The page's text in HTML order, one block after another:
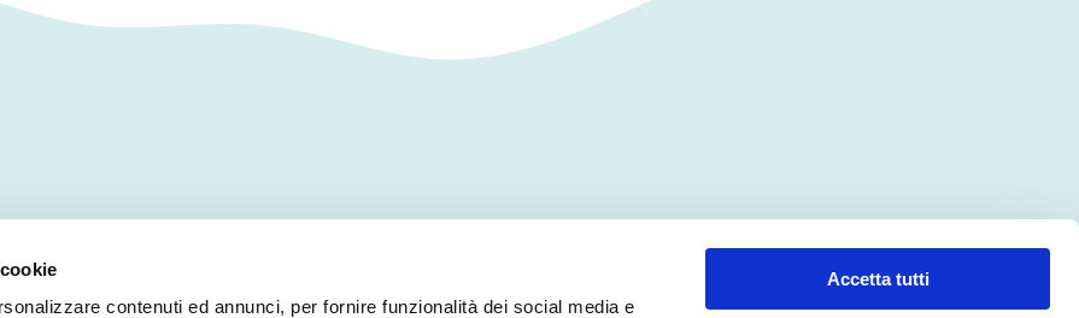
contenuti ed annunci, per fornire funzionalità dei social media e
Accetta tutti
CONTATTI